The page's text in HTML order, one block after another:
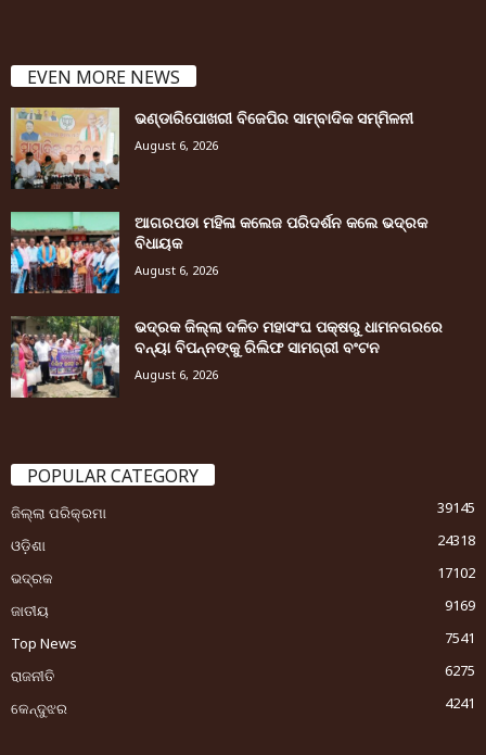
EVEN MORE NEWS
ଭଣ୍ଡାରିପୋଖରୀ ବିଜେପିର ସାମ୍ବାଦିକ ସମ୍ମିଳନୀ
August 6, 2026
ଆଗରପଡା ମହିଳା କଲେଜ ପରିଦର୍ଶନ କଲେ ଭଦ୍ରକ
ବିଧାୟକ
August 6, 2026
ଭଦ୍ରକ ଜିଲ୍ଲା ଦଳିତ ମହାସଂଘ ପକ୍ଷରୁ ଧାମନଗରରେ
ବନ୍ୟା ବିପନ୍ନଙ୍କୁ ରିଲିଫ ସାମଗ୍ରୀ ବଂଟନ
August 6, 2026
POPULAR CATEGORY
ଜିଲ୍ଲା ପରିକ୍ରମା
39145
ଓଡ଼ିଶା
24318
ଭଦ୍ରକ
17102
ଜାତୀୟ
9169
Top News
7541
ରାଜନୀତି
6275
କେନ୍ଦୁଝର
4241